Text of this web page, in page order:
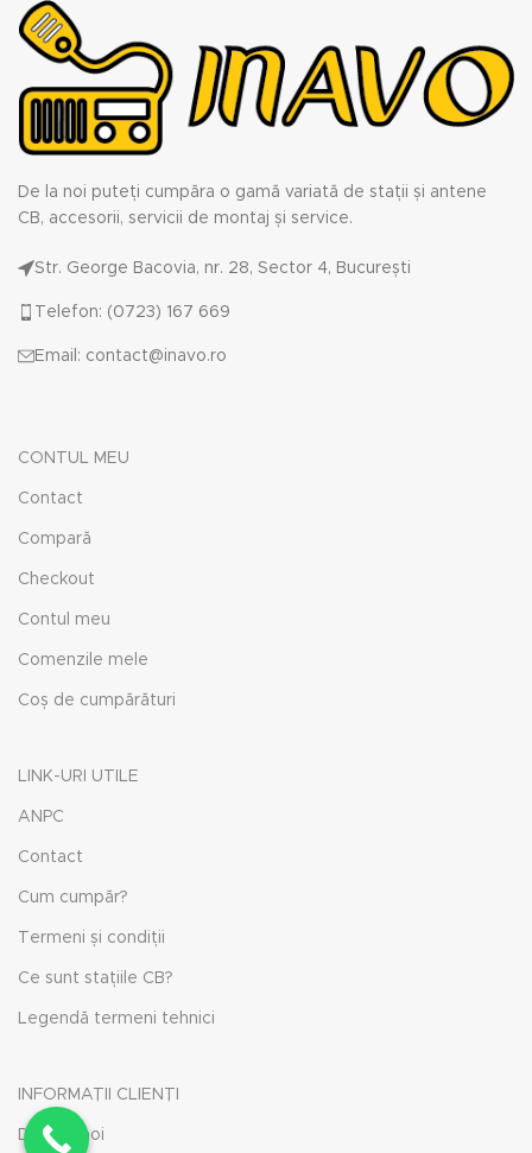
De la noi puteți cumpăra o gamă variată de stații și antene
CB, accesorii, servicii de montaj și service.
Str. George Bacovia, nr. 28, Sector 4, București
Telefon: (0723) 167 669
Email: contact@inavo.ro
CONTUL MEU
Contact
Compară
Checkout
Contul meu
Comenzile mele
Coș de cumpărături
LINK-URI UTILE
ANPC
Contact
Cum cumpăr?
Termeni și condiții
Ce sunt stațiile CB?
Legendă termeni tehnici
INFORMAȚII CLIENȚI
Despre noi